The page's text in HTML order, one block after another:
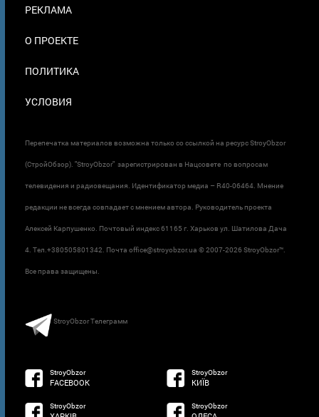
РЕКЛАМА
О ПРОЕКТЕ
ПОЛИТИКА
УСЛОВИЯ
Перепечатка материалов возможна только со ссылкой на ресурс StroyObzor
(СтройОбзор). "StroyObzor" зарегистрирован в Нацсовете по вопросам
телевидения и радиовещания. Идентификатор медиа – R40-06464. Мнение
редакции не всегда совпадает с мнением автора. Руководитель проекта
Алексей Карпушенко. Почтовый индекс 61165 г. Харьков ул. Шатилова Дача
4. Тел.+380505801342. Почта office@stroyobzor.ua © 2007-2026 StroyObzor™.
Все права защищены.
StroyObzor Телеграмм
StroyObzor
FACEBOOK
StroyObzor
КИЇВ
StroyObzor StroyObzor